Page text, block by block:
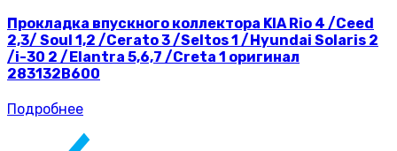
Прокладка впускного коллектора KIA Rio 4 /Ceed
2,3/ Soul 1,2 /Cerato 3 /Seltos 1 /Hyundai Solaris 2
/i-30 2 /Elantra 5,6,7 /Creta 1 оригинал
283132B600
Подробнее